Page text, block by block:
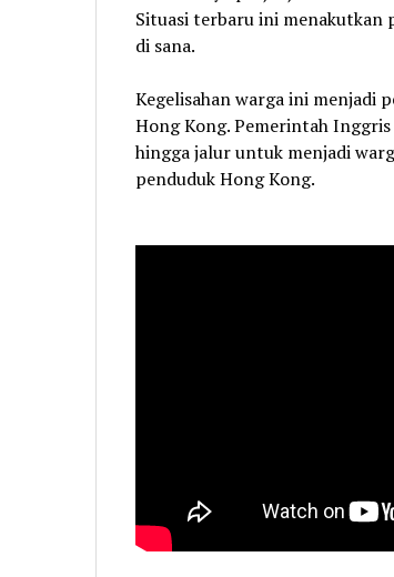
Situasi terbaru ini menakutkan
di sana.
Kegelisahan warga ini menjadi
Hong Kong. Pemerintah
hingga jalur untuk menjadi
penduduk Hong Kong.